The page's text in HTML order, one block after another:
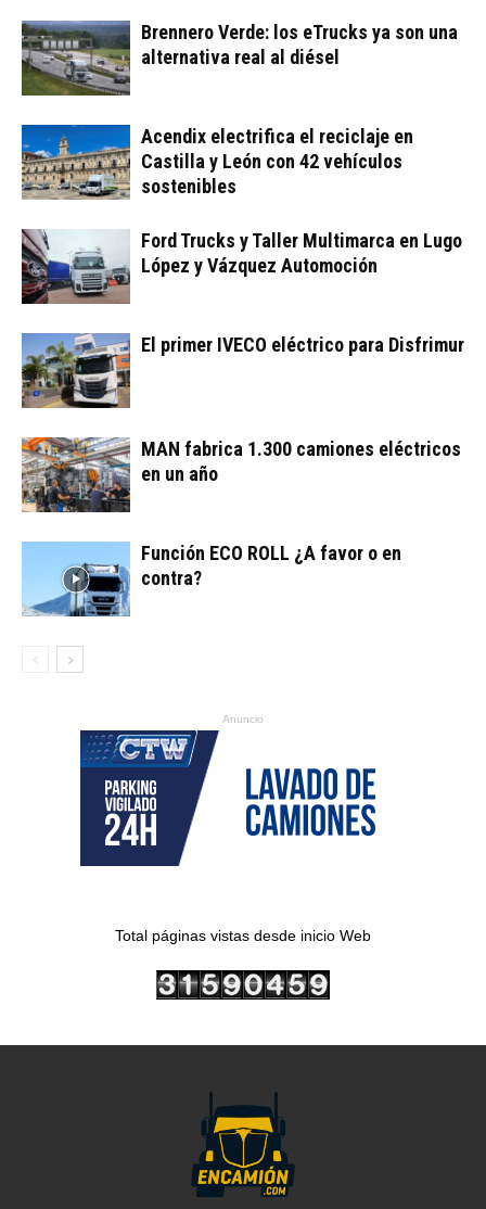
Brennero Verde: los eTrucks ya son una
alternativa real al diésel
Acendix electrifica el reciclaje en
Castilla y León con 42 vehículos
sostenibles
Ford Trucks y Taller Multimarca en Lugo
López y Vázquez Automoción
El primer IVECO eléctrico para Disfrimur
MAN fabrica 1.300 camiones eléctricos
en un año
Función ECO ROLL ¿A favor o en
contra?
Anuncio
Total páginas vistas desde inicio Web